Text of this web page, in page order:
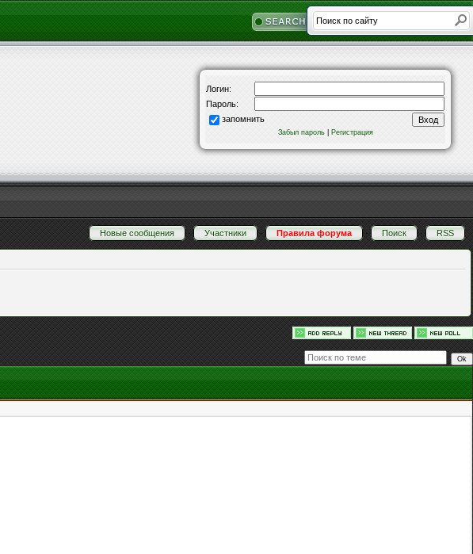
Логин:
Пароль:
запомнить
Забыл пароль| Регистрация
Новые сообщения · Участники · Правила форума · Поиск · RSS